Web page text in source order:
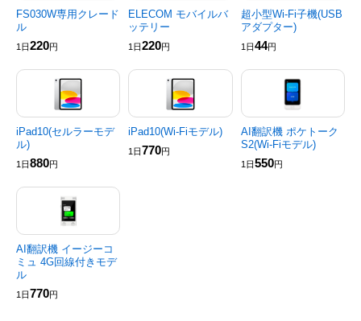
FS030W専用クレード
ル
1日220円
ELECOM モバイルバ
ッテリー
1日220円
超小型Wi-Fi子機(USB
アダプター)
1日44円
iPad10(セルラーモデ
ル)
1日880円
iPad10(Wi-Fiモデル)
1日770円
AI翻訳機 ポケトーク
S2(Wi-Fiモデル)
1日550円
AI翻訳機 イージーコ
ミュ 4G回線付きモデ
ル
1日770円